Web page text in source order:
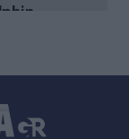
για